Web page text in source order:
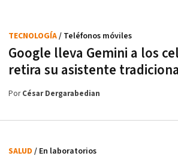
Google lleva Gemini a los
retira su asistente
TECNOLOGÍA/ Teléfonos móviles
PorCésar Dergarabedian
SALUD / En laboratorios